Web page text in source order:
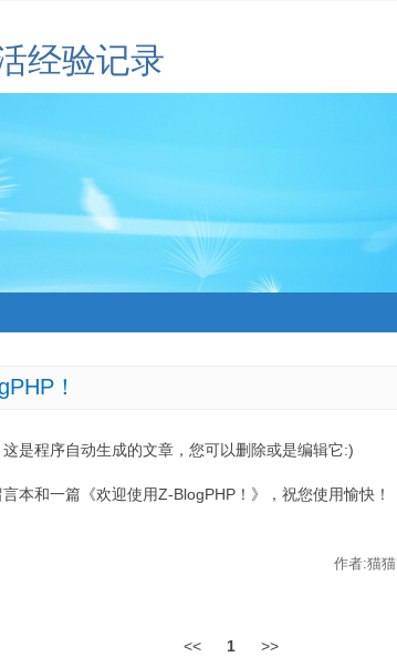
经验记录
！
是程序自动生成的文章，您可以删除或是编辑它:)
本和一篇《欢迎使用Z-BlogPHP！》，祝您使用愉快！
作者:猫猫
<< 1 >>